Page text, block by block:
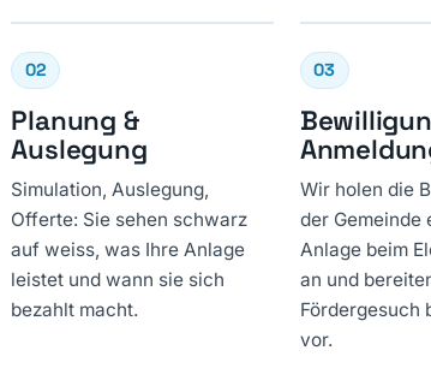
02
Planung &
Auslegung
Simulation, Auslegung,
Offerte: Sie sehen schwarz
auf weiss, was Ihre Anlage
leistet und wann sie sich
bezahlt macht.
03
Wir holen die
der Gemeinde
Anlage beim
an und
Fördergesuch
vor.